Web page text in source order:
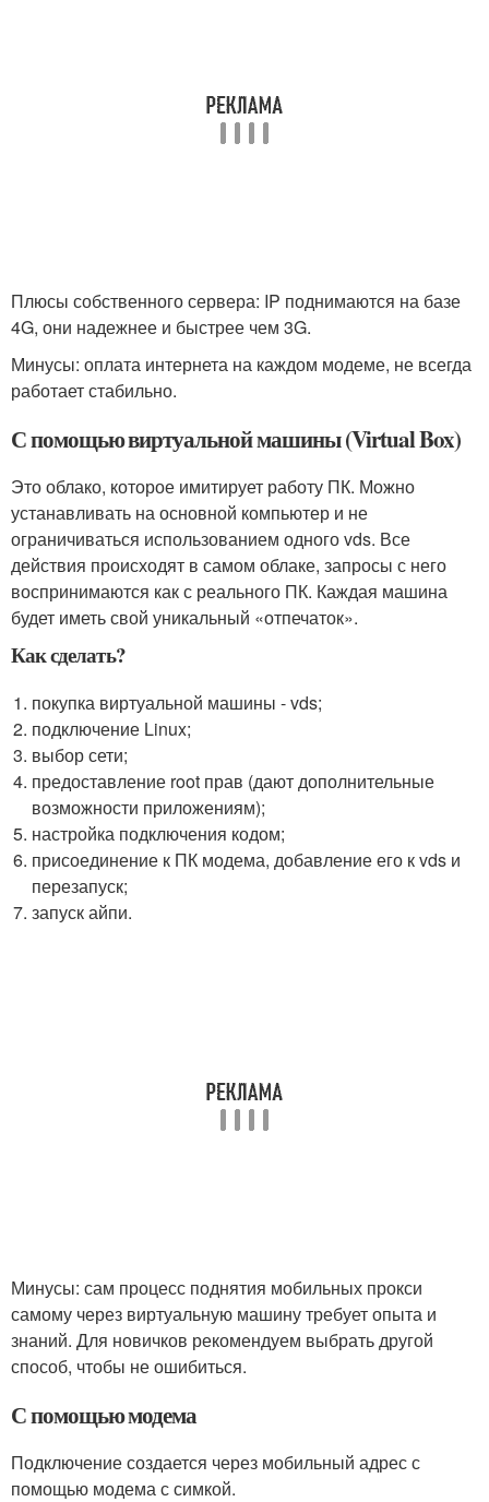
Плюсы собственного сервера: IP поднимаются на базе
4G, они надежнее и быстрее чем 3G.
Минусы: оплата интернета на каждом модеме, не всегда
работает стабильно.
С помощью виртуальной машины (Virtual Box)
Это облако, которое имитирует работу ПК. Можно
устанавливать на основной компьютер и не
ограничиваться использованием одного vds. Все
действия происходят в самом облаке, запросы с него
воспринимаются как с реального ПК. Каждая машина
будет иметь свой уникальный «отпечаток».
Как сделать?
покупка виртуальной машины - vds;
подключение Linux;
выбор сети;
предоставление root прав (дают дополнительные
возможности приложениям);
настройка подключения кодом;
присоединение к ПК модема, добавление его к vds и
перезапуск;
запуск айпи.
Минусы: сам процесс поднятия мобильных прокси
самому через виртуальную машину требует опыта и
знаний. Для новичков рекомендуем выбрать другой
способ, чтобы не ошибиться.
С помощью модема
Подключение создается через мобильный адрес с
помощью модема с симкой.